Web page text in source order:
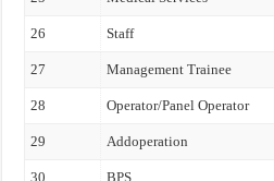
26 Staff
27 Management Trainee
28 Operator/Panel Operator
29 Addoperation
30 BPS